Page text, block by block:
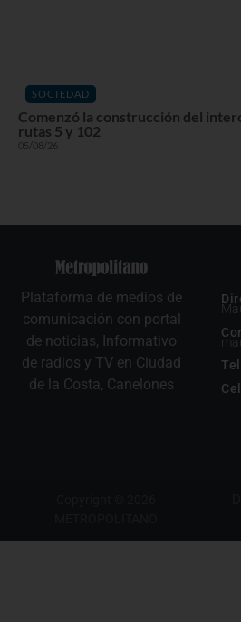
SOCIEDAD
Comenzó la construcción del
rutas 5 y 102
05/08/26
Plataforma de medios de
comunicación con portal
de noticias, Informativo
de radios y TV en Ciudad
de la Costa, Canelones